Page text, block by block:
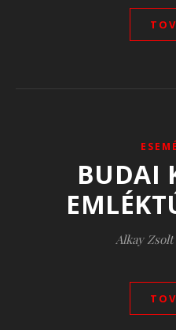
BUDAI
Alkay Zsolt